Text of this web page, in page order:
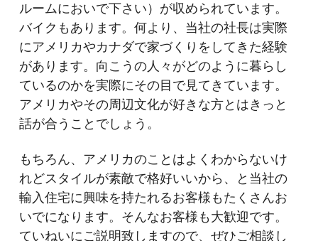
ルームにおいで下さい）が収められています。
バイクもあります。何より、当社の社長は実際
にアメリカやカナダで家づくりをしてきた経験
があります。向こうの人々がどのように暮らし
ているのかを実際にその目で見てきています。
アメリカやその周辺文化が好きな方とはきっと
話が合うことでしょう。
もちろん、アメリカのことはよくわからないけ
れどスタイルが素敵で格好いいから、と当社の
輸入住宅に興味を持たれるお客様もたくさんお
いでになります。そんなお客様も大歓迎です。
ていねいにご説明致しますので、ぜひご相談し